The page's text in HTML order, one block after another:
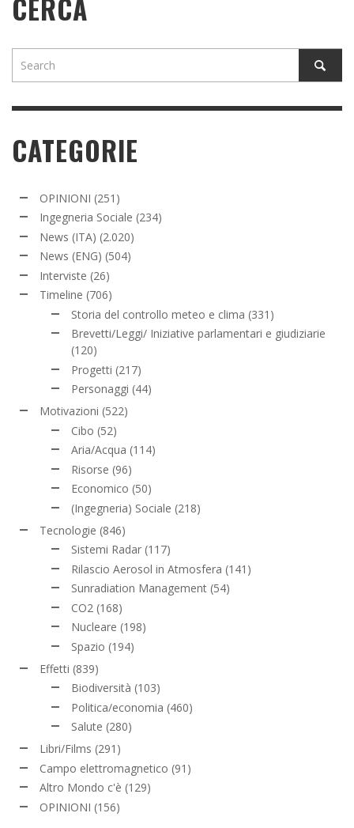
CERCA
CATEGORIE
OPINIONI (251)
Ingegneria Sociale (234)
News (ITA) (2.020)
News (ENG) (504)
Interviste (26)
Timeline (706)
Storia del controllo meteo e clima (331)
Brevetti/Leggi/ Iniziative parlamentari e giudiziarie
(120)
Progetti (217)
Personaggi (44)
Motivazioni (522)
Cibo (52)
Aria/Acqua (114)
Risorse (96)
Economico (50)
(Ingegneria) Sociale (218)
Tecnologie (846)
Sistemi Radar (117)
Rilascio Aerosol in Atmosfera (141)
Sunradiation Management (54)
CO2 (168)
Nucleare (198)
Spazio (194)
Effetti (839)
Biodiversità (103)
Politica/economia (460)
Salute (280)
Libri/Films (291)
Campo elettromagnetico (91)
Altro Mondo c'è (129)
OPINIONI (156)